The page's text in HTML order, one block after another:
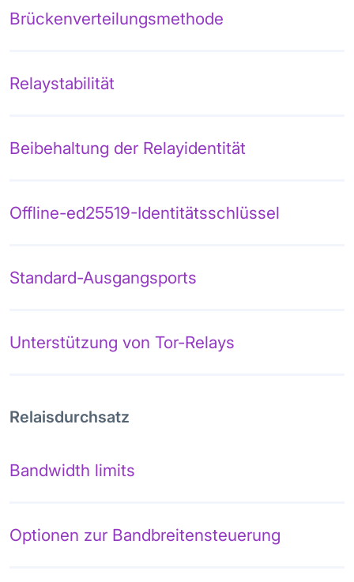
Brückenverteilungsmethode
Relaystabilität
Beibehaltung der Relayidentität
Offline-ed25519-Identitätsschlüssel
Standard-Ausgangsports
Unterstützung von Tor-Relays
Relaisdurchsatz
Bandwidth limits
Optionen zur Bandbreitensteuerung